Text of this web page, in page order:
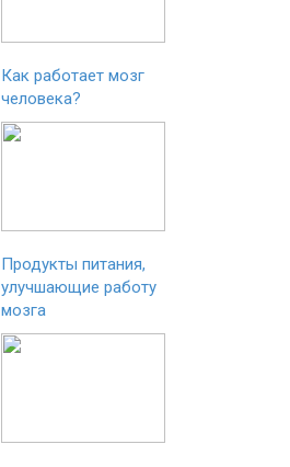
Как работает мозг
человека?
Продукты питания,
улучшающие работу
мозга